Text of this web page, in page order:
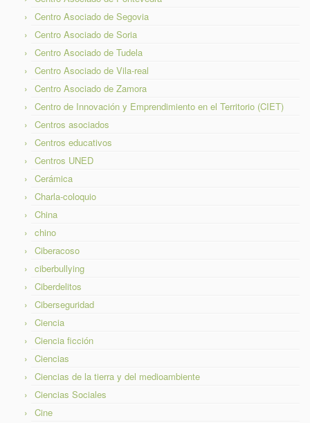
Centro Asociado de Segovia
Centro Asociado de Soria
Centro Asociado de Tudela
Centro Asociado de Vila-real
Centro Asociado de Zamora
Centro de Innovación y Emprendimiento en el Territorio (CIET)
Centros asociados
Centros educativos
Centros UNED
Cerámica
Charla-coloquio
China
chino
Ciberacoso
ciberbullying
Ciberdelitos
Ciberseguridad
Ciencia
Ciencia ficción
Ciencias
Ciencias de la tierra y del medioambiente
Ciencias Sociales
Cine